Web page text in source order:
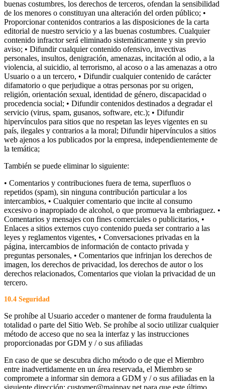
buenas costumbres, los derechos de terceros, ofendan la sensibilidad
de los menores o constituyan una alteración del orden público; •
Proporcionar contenidos contrarios a las disposiciones de la carta
editorial de nuestro servicio y a las buenas costumbres. Cualquier
contenido infractor será eliminado sistemáticamente y sin previo
aviso; • Difundir cualquier contenido ofensivo, invectivas
personales, insultos, denigración, amenazas, incitación al odio, a la
violencia, al suicidio, al terrorismo, al acoso o a las amenazas a otro
Usuario o a un tercero, • Difundir cualquier contenido de carácter
difamatorio o que perjudique a otras personas por su origen,
religión, orientación sexual, identidad de género, discapacidad o
procedencia social; • Difundir contenidos destinados a degradar el
servicio (virus, spam, gusanos, software, etc.); • Difundir
hipervínculos para sitios que no respetan las leyes vigentes en su
país, ilegales y contrarios a la moral; Difundir hipervínculos a sitios
web ajenos a los publicados por la empresa, independientemente de
la temática;
También se puede eliminar lo siguiente:
• Comentarios y contribuciones fuera de tema, superfluos o
repetidos (spam), sin ninguna contribución particular a los
intercambios, • Cualquier comentario que incite al consumo
excesivo o inapropiado de alcohol, o que promueva la embriaguez. •
Comentarios y mensajes con fines comerciales o publicitarios, •
Enlaces a sitios externos cuyo contenido pueda ser contrario a las
leyes y reglamentos vigentes, • Conversaciones privadas en la
página, intercambios de información de contacto privada y
preguntas personales, • Comentarios que infrinjan los derechos de
imagen, los derechos de privacidad, los derechos de autor o los
derechos relacionados, Comentarios que violan la privacidad de un
tercero.
10.4 Seguridad
Se prohíbe al Usuario acceder o mantener de forma fraudulenta la
totalidad o parte del Sitio Web. Se prohíbe al socio utilizar cualquier
método de acceso que no sea la interfaz y las instrucciones
proporcionadas por GDM y / o sus afiliadas
En caso de que se descubra dicho método o de que el Miembro
entre inadvertidamente en un área reservada, el Miembro se
compromete a informar sin demora a GDM y / o sus afiliadas en la
siguiente dirección: customer@mainpay.net para que este último